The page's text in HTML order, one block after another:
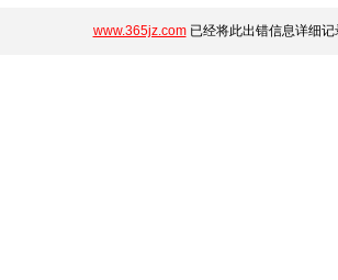
www.365jz.com已经将此出错信息详细记